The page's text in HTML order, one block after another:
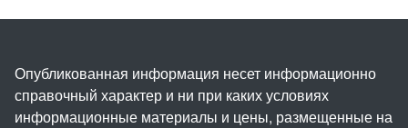
Опубликованная информация несет информационно
справочный характер и ни при каких условиях
информационные материалы и цены, размещенные на